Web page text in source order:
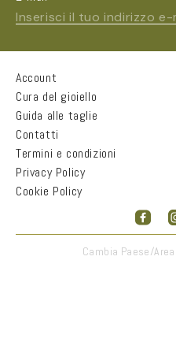
Inserisci il tuo indirizzo e-
Nome e Cognome*
Città
Email*
informativa sulla privacy
Account
Cura del gioiello
Guida alle taglie
Contatti
Termini e condizioni
Privacy Policy
Cookie Policy
Cambia Paese/